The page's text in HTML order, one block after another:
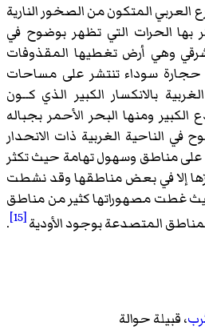
العربي المتكون من الصخور النارية
بها الحرات التي تظهر بوضوح في
وهي أرض تغطيها المقذوفات
حجارة سوداء تنتشر على مساحات
بالانكسار الكبير الذي كــون
الكبير ومنها البحر الأحمر بجباله
الناحية الغربية ذات الانحدار
على مناطق وسهول تهامة حيث تكثر
إلا في بعض مناطقها وقد نشطت
حيث غطت مصهوراتها كثير من مناطق
المتصدعة بوجود الأودية[15]
.
، قبيلة حوالة